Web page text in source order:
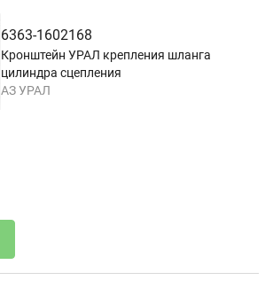
6363-1602168
Кронштейн УРАЛ крепления шланга
цилиндра сцепления
АЗ УРАЛ